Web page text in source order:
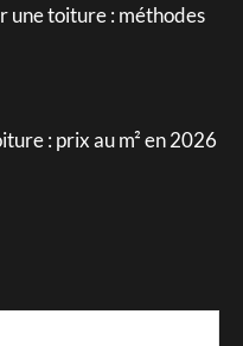
une toiture : méthodes
: prix au m² en 2026